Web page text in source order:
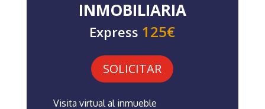
INMOBILIARIA
Express 125€
SOLICITAR
Visita virtual al inmueble